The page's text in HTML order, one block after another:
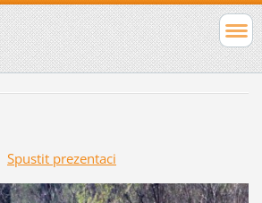
Spustit prezentaci